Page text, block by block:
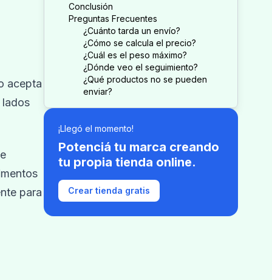
acepta
lados
para
Conclusión
Preguntas Frecuentes
¿Cuánto tarda un envío?
¿Cómo se calcula el precio?
¿Cuál es el peso máximo?
¿Dónde veo el seguimiento?
¿Qué productos no se pueden
enviar?
¡Llegó el momento!
Potenciá tu marca creando
tu propia tienda online.
Crear tienda gratis